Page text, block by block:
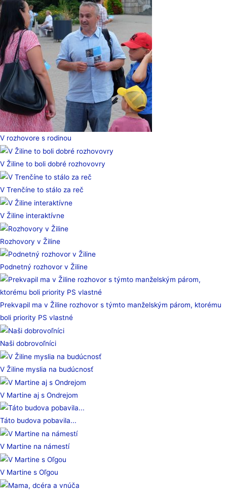
V rozhovore s rodinou
V Žiline to boli dobré rozhovovry
V Trenčíne to stálo za reč
V Žiline interaktívne
Rozhovory v Žiline
Podnetný rozhovor v Žiline
Prekvapil ma v Žiline rozhovor s týmto manželským párom, ktorému
boli priority PS vlastné
Naši dobrovoľníci
V Žiline myslia na budúcnosť
V Martine aj s Ondrejom
Táto budova pobavila...
V Martine na námestí
V Martine s Oľgou